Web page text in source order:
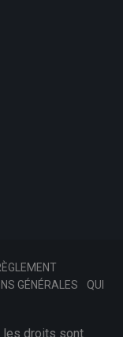
GÉNÉRALES
QUI
les droits sont